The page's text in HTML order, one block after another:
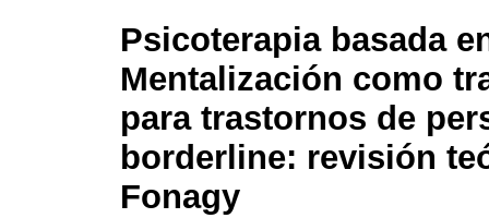
Psicoterapia basada
Mentalización como
para trastornos de
borderline: revisión
Fonagy